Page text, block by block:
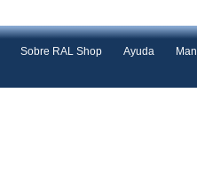
Sobre RAL Shop Ayuda